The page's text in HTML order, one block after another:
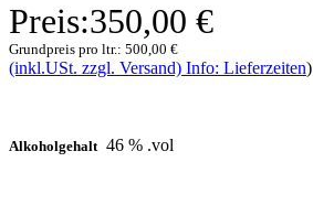
Preis:350,00 €
Grundpreis pro ltr.: 500,00 €
(inkl.USt. zzgl. Versand) Info: Lieferzeiten)
Alkoholgehalt 46 % .vol